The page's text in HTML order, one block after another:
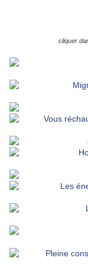
cliquer